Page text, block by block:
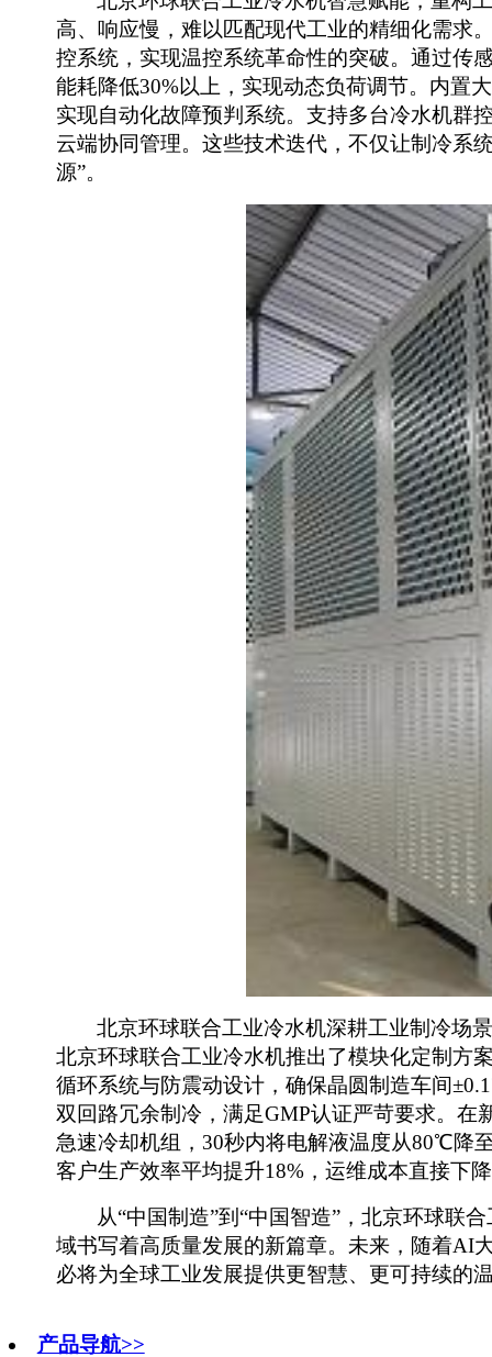
高、响应慢，难以匹配现代工业的精细化需求
控系统，实现温控系统革命性的突破。 通过传
能耗降低30%以上 ， 实现动态负荷调节。 内置
实现自动化故障预判系统。 支持多台冷水机群
云端协同管理。 这些技术迭代，不仅让制冷系
源”。
北京环球联合工业冷水机深耕工业制冷场
北京环球联合工业冷水机推出了模块化定制方
循环系统与防震动设计，确保晶圆制造车间
双回路冗余制冷，满足GMP认证严苛要求。 在
急速冷却机组， 30秒内将电解液温度从80℃降
客户生产效率平均提升18%，运维成本直接下降
从“中国制造”到“中国智造”，北京环球联合
域书写着高质量发展的新篇章。未来，随着AI
必将为全球工业发展提供更智慧、更可持续的
产品导航>>